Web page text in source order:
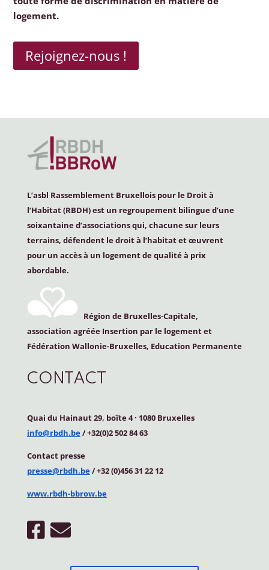
logement.
Rejoignez-nous !
L’asbl Rassemblement Bruxellois pour le Droit à
l’Habitat (RBDH) est un regroupement bilingue d’une
soixantaine d’associations qui, chacune sur leurs
terrains, défendent le droit à l’habitat et œuvrent
pour un accès à un logement de qualité à prix
abordable.
Région de Bruxelles-Capitale,
association agréée Insertion par le logement et
Fédération Wallonie-Bruxelles, Education Permanente
CONTACT
Quai du Hainaut 29, boîte 4· 1080 Bruxelles
info@rbdh.be/ +32(0)2 502 84 63
Contact presse
presse@rbdh.be/ +32 (0)456 31 22 12
www.rbdh-bbrow.be